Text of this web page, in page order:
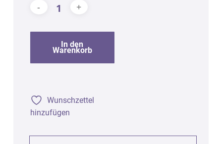
In den
Warenkorb
Wunschzettel
hinzufügen